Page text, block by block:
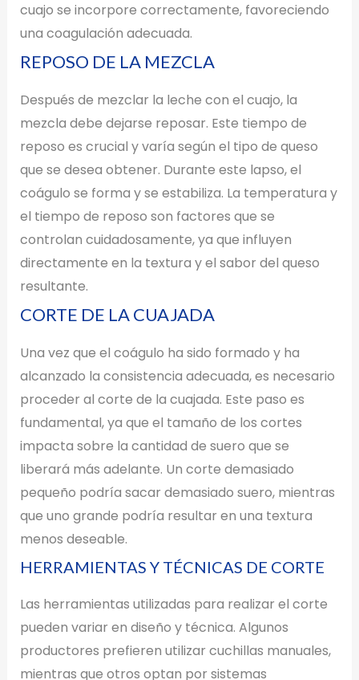
cuajo se incorpore correctamente, favoreciendo
una coagulación adecuada.
REPOSO DE LA MEZCLA
Después de mezclar la leche con el cuajo, la
mezcla debe dejarse reposar. Este tiempo de
reposo es crucial y varía según el tipo de queso
que se desea obtener. Durante este lapso, el
coágulo se forma y se estabiliza. La temperatura y
el tiempo de reposo son factores que se
controlan cuidadosamente, ya que influyen
directamente en la textura y el sabor del queso
resultante.
CORTE DE LA CUAJADA
Una vez que el coágulo ha sido formado y ha
alcanzado la consistencia adecuada, es necesario
proceder al corte de la cuajada. Este paso es
fundamental, ya que el tamaño de los cortes
impacta sobre la cantidad de suero que se
liberará más adelante. Un corte demasiado
pequeño podría sacar demasiado suero, mientras
que uno grande podría resultar en una textura
menos deseable.
HERRAMIENTAS Y TÉCNICAS DE CORTE
Las herramientas utilizadas para realizar el corte
pueden variar en diseño y técnica. Algunos
productores prefieren utilizar cuchillas manuales,
mientras que otros optan por sistemas